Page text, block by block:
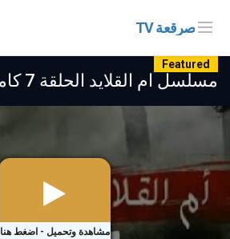
صرقعة TV
Featured
مسلسل ام القلايد الحلقة 7 كاملة بجودة عالية
مشاهدة وتحميل - اضغط هنا